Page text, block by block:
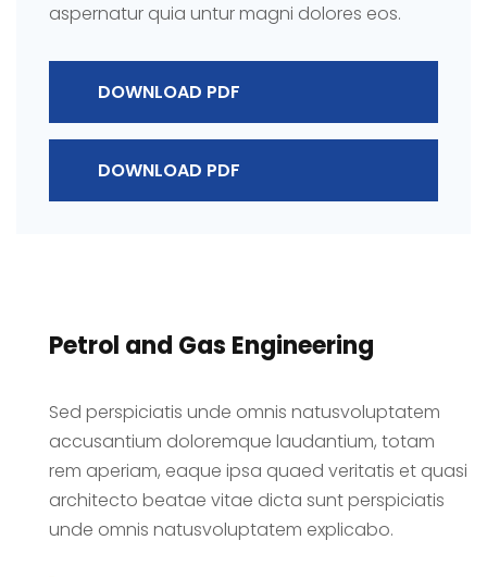
aspernatur quia untur magni dolores eos.
DOWNLOAD PDF
DOWNLOAD PDF
Petrol and Gas Engineering
Sed perspiciatis unde omnis natusvoluptatem
accusantium doloremque laudantium, totam
rem aperiam, eaque ipsa quaed veritatis et quasi
architecto beatae vitae dicta sunt perspiciatis
unde omnis natusvoluptatem explicabo.